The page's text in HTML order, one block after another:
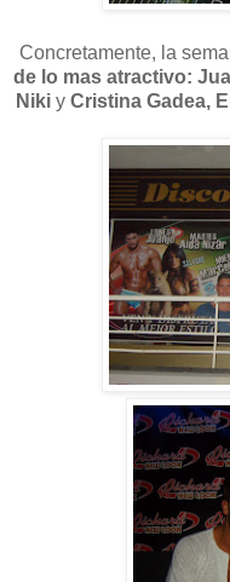
Concretamente, la
de lo mas atractivo:
Niki y Cristina Gadea,